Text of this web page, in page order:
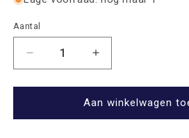
Aantal
Aantal
Aantal
verlagen
voor
Poncho
Aantal
verhogen
voor
Tartan
Poncho
Aan winkelwagen